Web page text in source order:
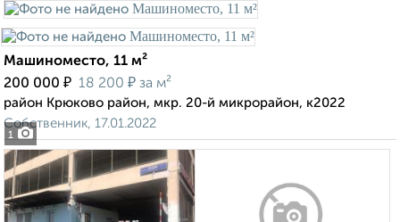
1
Машиноместо, 11 м²
200 000 ₽ 18 200 ₽ за м²
район Крюково район, мкр. 20-й микрорайон, к2022
Собственник, 17.01.2022